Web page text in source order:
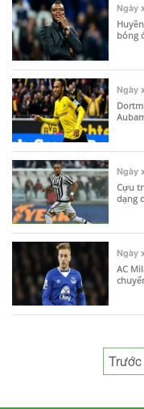
Ngày
bóng
Ngày
Ngày
Cựu
dạng
Ngày
AC
Trước